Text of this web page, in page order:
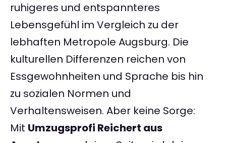
ruhigeres und entspannteres
Lebensgefühl im Vergleich zu der
lebhaften Metropole Augsburg. Die
kulturellen Differenzen reichen von
Essgewohnheiten und Sprache bis hin
zu sozialen Normen und
Verhaltensweisen. Aber keine Sorge:
Mit Umzugsprofi Reichert aus